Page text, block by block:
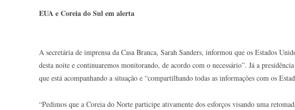
EUA e Coreia do Sul em alerta
A secretária de imprensa da Casa Branca, Sarah Sanders, informou que os Estados
desta noite e continuaremos monitorando, de acordo com o necessário”. Já a
que está acompanhando a situação e “compartilhando todas as informações com os
“Pedimos que a Coreia do Norte participe ativamente dos esforços visando uma